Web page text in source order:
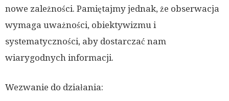
nowe zależności. Pamiętajmy jednak, że obserwacja
wymaga uważności, obiektywizmu i
systematyczności, aby dostarczać nam
wiarygodnych informacji.
Wezwanie do działania: